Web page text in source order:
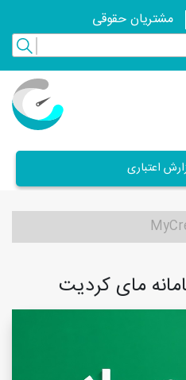
مشتریان حقوقی
اعتباری
مای کردیت